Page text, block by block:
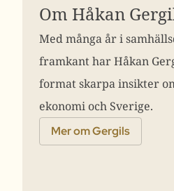
Om Håkan
Med många år i
framkant har Håkan
format skarpa insikter
ekonomi och Sverige.
Mer om Gergils